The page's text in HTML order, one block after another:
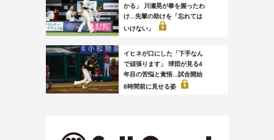
かる」 川瀬晃が拳を握ったわ
け...先輩の助けを「忘れては
いけない」
イヒネが口にした「下手なん
で頑張ります」 球団が見る4
年目の苦悩と覚悟...試合開始
8時間前に見せる姿